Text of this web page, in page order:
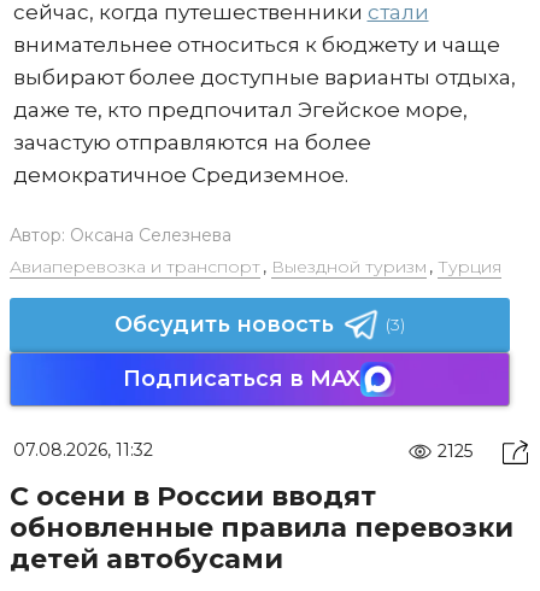
сейчас, когда путешественники стали
внимательнее относиться к бюджету и чаще
выбирают более доступные варианты отдыха,
даже те, кто предпочитал Эгейское море,
зачастую отправляются на более
демократичное Средиземное.
Автор: Оксана Селезнева
Авиаперевозка и транспорт, Выездной туризм , Турция
Обсудить новость (3)
Подписаться в MAX
07.08.2026, 11:32 2125
С осени в России вводят
обновленные правила перевозки
детей автобусами